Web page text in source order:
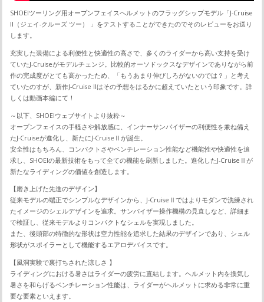
SHOEIツーリング用オープンフェイスヘルメットのフラッグシップモデル「J-Cruise
II（ジェイ-クルーズ ツー） 」をテストすることができたのでそのレビューをお送り
します。
充実した装備による利便性と快適性の高さで、多くのライダーから高い支持を受け
ていたJ-Cruiseがモデルチェンジ。比較的オーソドックスなデザインでありながら前
作の完成度がとても高かったため、「もうあまり伸びしろがないのでは？」と考え
ていたのすが、新作J-Cruise IIはその予想をはるかに超えていたという印象です。詳
しくは動画本編にて！
～以下、SHOEIウェブサイトより抜粋～
オープンフェイスの手軽さや解放感に、インナーサンバイザーの利便性を兼ね備え
たJ-Cruiseが進化し、新たにJ-CruiseⅡが誕生。
安全性はもちろん、コンパクトさやベンチレーション性能など機能性や快適性を追
求し、SHOEIの最新技術をもって全ての機能を刷新しました。進化したJ-CruiseⅡが
新たなライディングの価値を創造します。
【磨き上げた先進のデザイン】
従来モデルの端正でシンプルなデザインから、J-CruiseⅡではよりモダンで洗練され
たイメージのシェルデザインを追求。サンバイザー操作機構の見直しなど、詳細ま
で検証し、従来モデルよりコンパクトなシェルを実現しました。
また、後頭部の特徴的な形状は空力性能を追求した結果のデザインであり、シェル
形状がスポイラーとして機能するエアロデバイスです。
【風洞実験で裏打ちされた涼しさ 】
ライディングにおける暑さはライダーの疲労に直結します。ヘルメット内を換気し
暑さを和らげるベンチレーション性能は、ライダーがヘルメットに求める非常に重
要な要素といえます。